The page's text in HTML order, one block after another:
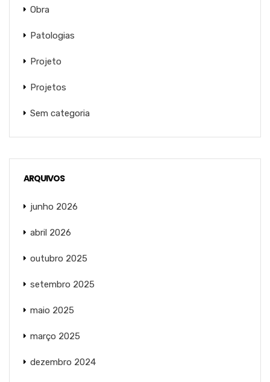
Obra
Patologias
Projeto
Projetos
Sem categoria
ARQUIVOS
junho 2026
abril 2026
outubro 2025
setembro 2025
maio 2025
março 2025
dezembro 2024